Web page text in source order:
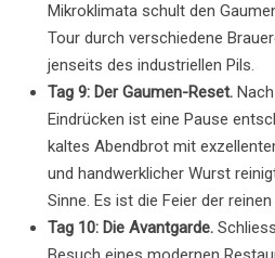
Mikroklimata schult den
Tour durch verschiedene
jenseits des industriellen Pils.
Tag 9: Der Gaumen-Reset.
Eindrücken ist eine Pause
kaltes Abendbrot mit
und handwerklicher Wurst
Sinne. Es ist die Feier der
Tag 10: Die Avantgarde.